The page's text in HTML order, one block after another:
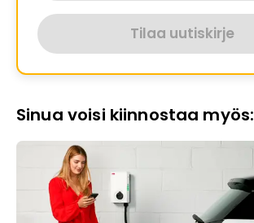
Tilaa uutiskirje
Sinua voisi kiinnostaa myös: